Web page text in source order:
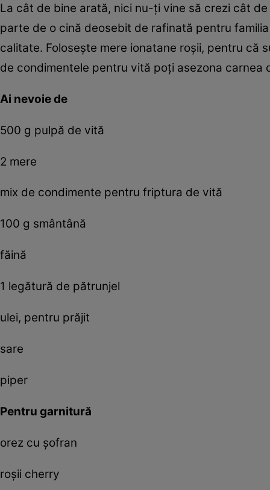
La cât de bine arată, nici nu-ţi vine să crezi cât
parte de o cină deosebit de rafinată pentru
calitate. Foloseşte mere ionatane roşii, pentru că
de condimentele pentru vită poţi asezona carnea
Ai nevoie de
500 g pulpă de vită
2 mere
mix de condimente pentru friptura de vită
100 g smântână
făină
1 legătură de pătrunjel
ulei, pentru prăjit
sare
piper
Pentru garnitură
orez cu şofran
roşii cherry